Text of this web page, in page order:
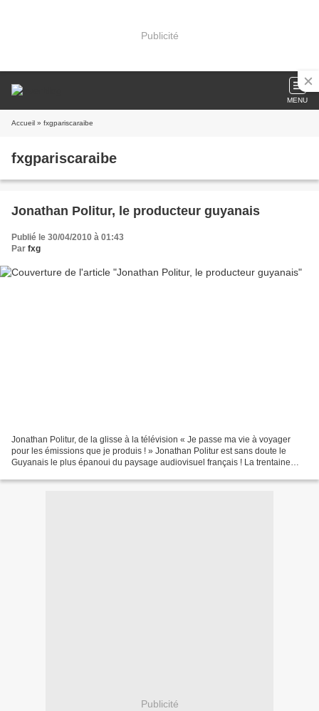
Publicité
MENU
Accueil » fxgpariscaraibe
fxgpariscaraibe
Jonathan Politur, le producteur guyanais
Publié le 30/04/2010 à 01:43
Par fxg
Jonathan Politur, de la glisse à la télévision « Je passe ma vie à voyager
pour les émissions que je produis ! » Jonathan Politur est sans doute le
Guyanais le plus épanoui du paysage audiovisuel français ! La trentaine
Publicité